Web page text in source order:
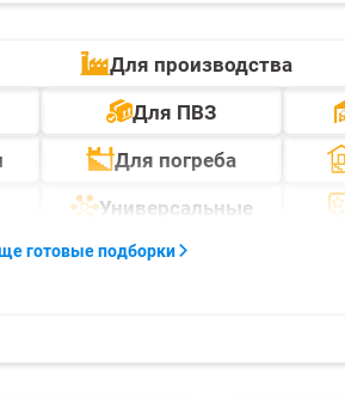
Для производства
Для ПВЗ
Для погреба
Универсальные
готовые подборки